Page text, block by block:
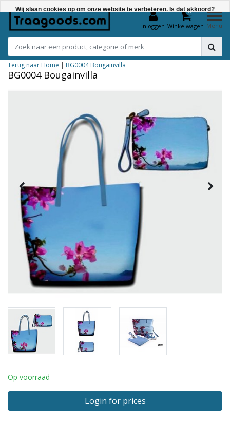
Inloggen
0
Winkelwagen Menu
Terug naar Home | BG0004 Bougainvilla
BG0004 Bougainvilla
Op voorraad
Login for prices
Wij slaan cookies op om onze website te verbeteren. Is dat akkoord?
Nee
Meer over cookies »